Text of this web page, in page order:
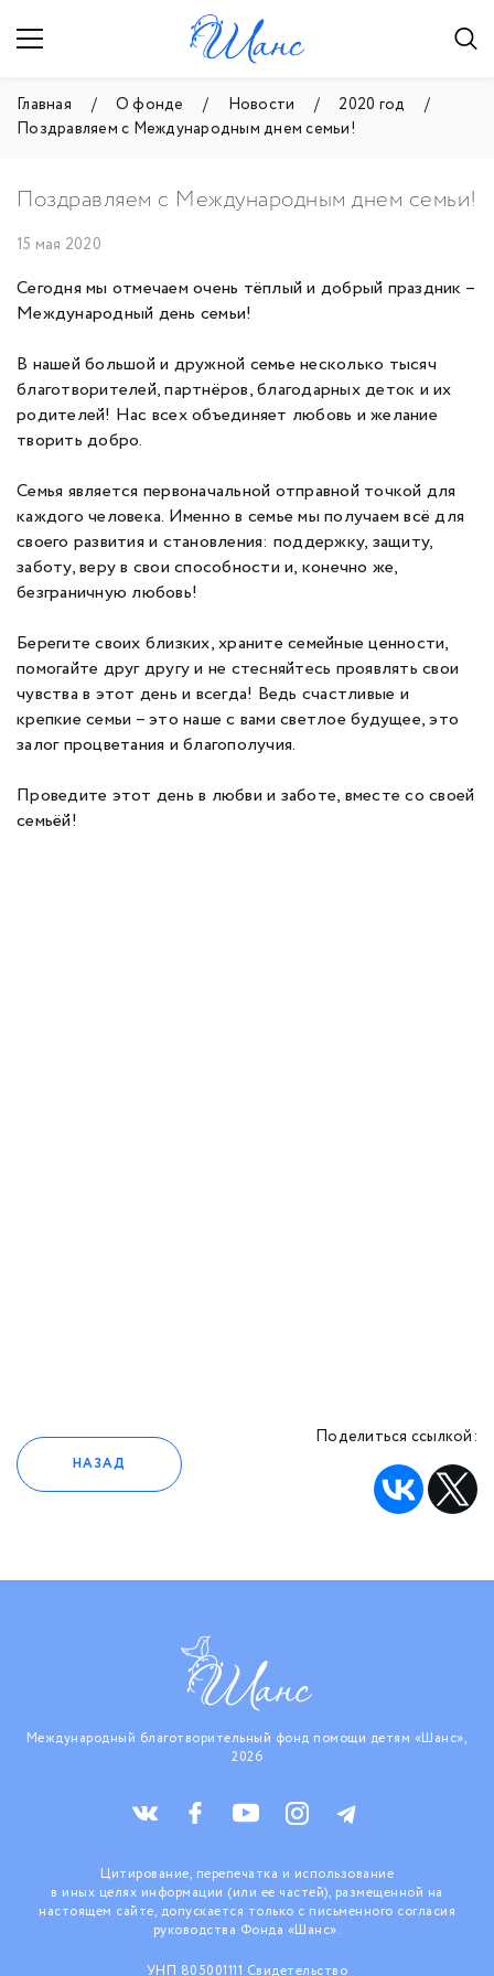
Главная О фонде Новости
2020 год
Поздравляем с Международным днем семьи!
Поздравляем с Международным днем семьи!
15 мая 2020
Сегодня мы отмечаем очень тёплый и добрый праздник –
Международный день семьи!
В нашей большой и дружной семье несколько тысяч
благотворителей, партнёров, благодарных деток и их
родителей! Нас всех объединяет любовь и желание
творить добро.
Семья является первоначальной отправной точкой для
каждого человека. Именно в семье мы получаем всё для
своего развития и становления: поддержку, защиту,
заботу, веру в свои способности и, конечно же,
безграничную любовь!
Берегите своих близких, храните семейные ценности,
помогайте друг другу и не стесняйтесь проявлять свои
чувства в этот день и всегда! Ведь счастливые и
крепкие семьи – это наше с вами светлое будущее, это
залог процветания и благополучия.
Проведите этот день в любви и заботе, вместе со своей
семьёй!
НАЗАД
Поделиться ссылкой:
Международный благотворительный фонд помощи детям «Шанс»,
2026
Цитирование, перепечатка и использование
в иных целях информации (или ее частей), размещенной на
настоящем сайте, допускается только с письменного согласия
руководства Фонда «Шанс».
УНП 805001111 Свидетельство